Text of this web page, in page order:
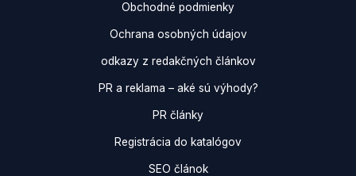
Obchodné podmienky
Ochrana osobných údajov
odkazy z redakčných článkov
PR a reklama – aké sú výhody?
PR články
Registrácia do katalógov
SEO článok